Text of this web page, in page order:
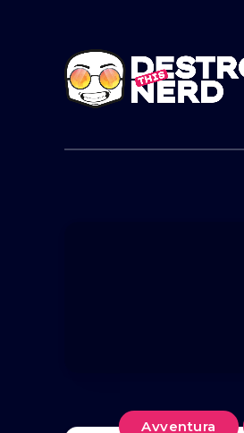
Avventura